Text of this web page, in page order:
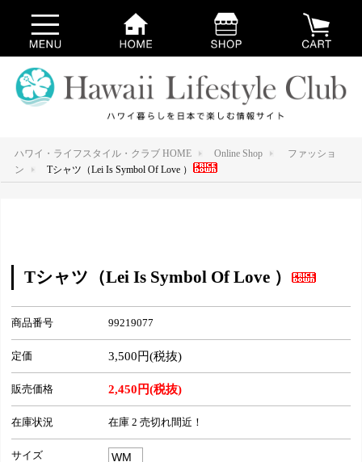
ハワイ・ライフスタイル・クラブ HOME Online Shop
ファッショ
ン
Tシャツ（Lei Is Symbol Of Love ）
Tシャツ（Lei Is Symbol Of Love ）
商品番号 99219077
定価 3,500円(税抜)
販売価格 2,450円(税抜)
在庫状況 在庫 2 売切れ間近！
サイズ